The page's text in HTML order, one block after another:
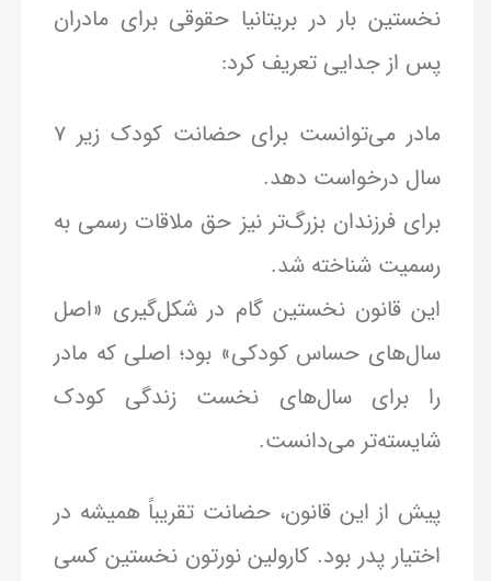
نخستین بار در بریتانیا حقوقی برای مادران
پس از جدایی تعریف کرد:
مادر می‌توانست برای حضانت کودک زیر ۷
سال درخواست دهد.
برای فرزندان بزرگ‌تر نیز حق ملاقات رسمی به
رسمیت شناخته شد.
این قانون نخستین گام در شکل‌گیری «اصل
سال‌های حساس کودکی» بود؛ اصلی که مادر
را برای سال‌های نخست زندگی کودک
شایسته‌تر می‌دانست.
پیش از این قانون، حضانت تقریباً همیشه در
اختیار پدر بود. کارولین نورتون نخستین کسی